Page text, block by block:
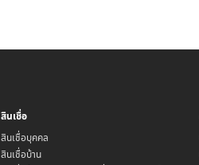
สินเชื่อ
สินเชื่อบุคคล
สินเชื่อบ้าน